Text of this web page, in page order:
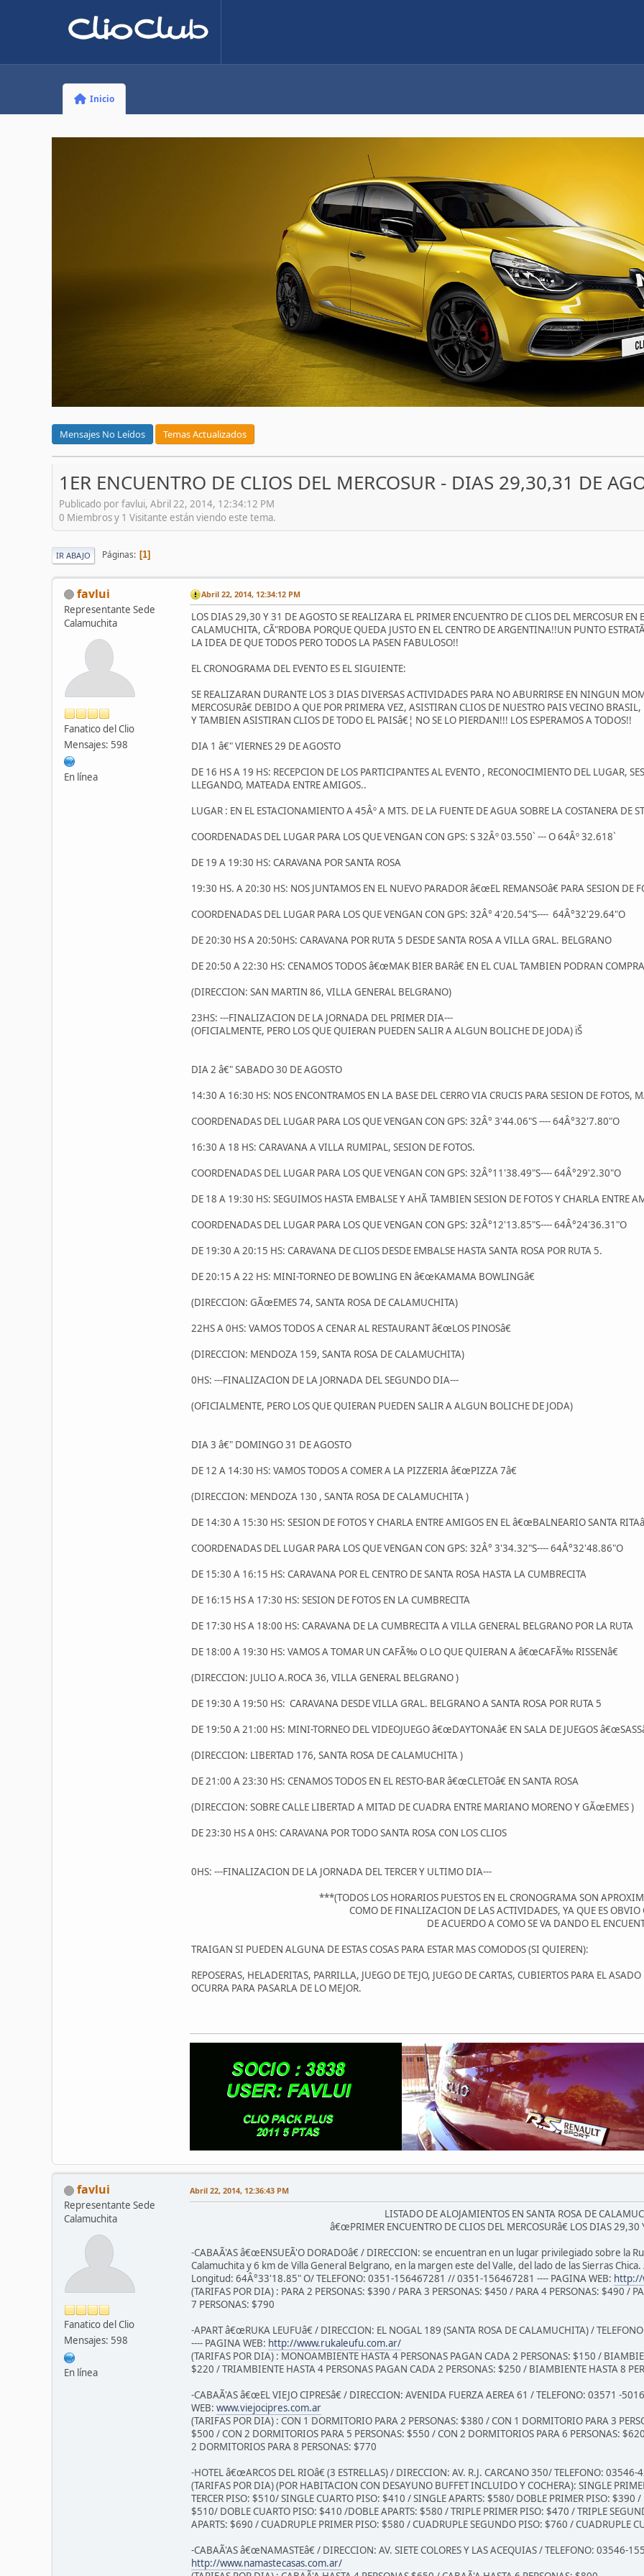
Inicio
Mensajes No Leídos Temas Actualizados
1ER ENCUENTRO DE CLIOS DEL MERCOSUR - DIAS 29,30,31 DE
Publicado por favlui, Abril 22, 2014, 12:34:12 PM
0 Miembros y 1 Visitante están viendo este tema.
IR ABAJO Páginas 1
favlui
Representante Sede
Calamuchita
Fanatico del Clio
Mensajes: 598
En línea
Abril 22, 2014, 12:34:12 PM
LOS DIAS 29,30 Y 31 DE AGOSTO SE REALIZARA EL PRIMER ENCUENTRO DE CLIOS DEL MERCOSUR EN
CALAMUCHITA, CÃ"RDOBA PORQUE QUEDA JUSTO EN EL CENTRO DE ARGENTINA!!UN PUNTO
LA IDEA DE QUE TODOS PERO TODOS LA PASEN FABULOSO!!
EL CRONOGRAMA DEL EVENTO ES EL SIGUIENTE:
SE REALIZARAN DURANTE LOS 3 DIAS DIVERSAS ACTIVIDADES PARA NO ABURRIRSE EN NINGUN
MERCOSURâ€ DEBIDO A QUE POR PRIMERA VEZ, ASISTIRAN CLIOS DE NUESTRO PAIS VECINO
Y TAMBIEN ASISTIRAN CLIOS DE TODO EL PAISâ€¦ NO SE LO PIERDAN!!! LOS ESPERAMOS A TODOS!!
DIA 1 â€" VIERNES 29 DE AGOSTO
DE 16 HS A 19 HS: RECEPCION DE LOS PARTICIPANTES AL EVENTO , RECONOCIMIENTO DEL LUGAR,
LLEGANDO, MATEADA ENTRE AMIGOS..
LUGAR : EN EL ESTACIONAMIENTO A 45Âº A MTS. DE LA FUENTE DE AGUA SOBRE LA COSTANERA DE
COORDENADAS DEL LUGAR PARA LOS QUE VENGAN CON GPS: S 32Âº 03.550` --- O 64Âº 32.618`
DE 19 A 19:30 HS: CARAVANA POR SANTA ROSA
19:30 HS. A 20:30 HS: NOS JUNTAMOS EN EL NUEVO PARADOR â€œEL REMANSOâ€ PARA SESION DE
COORDENADAS DEL LUGAR PARA LOS QUE VENGAN CON GPS: 32Â° 4'20.54"S---- 64Â°32'29.64"O
DE 20:30 HS A 20:50HS: CARAVANA POR RUTA 5 DESDE SANTA ROSA A VILLA GRAL. BELGRANO
DE 20:50 A 22:30 HS: CENAMOS TODOS â€œMAK BIER BARâ€ EN EL CUAL TAMBIEN PODRAN
(DIRECCION: SAN MARTIN 86, VILLA GENERAL BELGRANO)
23HS: ---FINALIZACION DE LA JORNADA DEL PRIMER DIA---
(OFICIALMENTE, PERO LOS QUE QUIERAN PUEDEN SALIR A ALGUN BOLICHE DE JODA) ïŠ
DIA 2 â€" SABADO 30 DE AGOSTO
14:30 A 16:30 HS: NOS ENCONTRAMOS EN LA BASE DEL CERRO VIA CRUCIS PARA SESION DE FOTOS,
COORDENADAS DEL LUGAR PARA LOS QUE VENGAN CON GPS: 32Â° 3'44.06"S ---- 64Â°32'7.80"O
16:30 A 18 HS: CARAVANA A VILLA RUMIPAL, SESION DE FOTOS.
COORDENADAS DEL LUGAR PARA LOS QUE VENGAN CON GPS: 32Â°11'38.49"S---- 64Â°29'2.30"O
DE 18 A 19:30 HS: SEGUIMOS HASTA EMBALSE Y AHÃ TAMBIEN SESION DE FOTOS Y CHARLA ENTRE
COORDENADAS DEL LUGAR PARA LOS QUE VENGAN CON GPS: 32Â°12'13.85"S---- 64Â°24'36.31"O
DE 19:30 A 20:15 HS: CARAVANA DE CLIOS DESDE EMBALSE HASTA SANTA ROSA POR RUTA 5.
DE 20:15 A 22 HS: MINI-TORNEO DE BOWLING EN â€œKAMAMA BOWLINGâ€
(DIRECCION: GÃœEMES 74, SANTA ROSA DE CALAMUCHITA)
22HS A 0HS: VAMOS TODOS A CENAR AL RESTAURANT â€œLOS PINOSâ€
(DIRECCION: MENDOZA 159, SANTA ROSA DE CALAMUCHITA)
0HS: ---FINALIZACION DE LA JORNADA DEL SEGUNDO DIA---
(OFICIALMENTE, PERO LOS QUE QUIERAN PUEDEN SALIR A ALGUN BOLICHE DE JODA)
DIA 3 â€" DOMINGO 31 DE AGOSTO
DE 12 A 14:30 HS: VAMOS TODOS A COMER A LA PIZZERIA â€œPIZZA 7â€
(DIRECCION: MENDOZA 130 , SANTA ROSA DE CALAMUCHITA )
DE 14:30 A 15:30 HS: SESION DE FOTOS Y CHARLA ENTRE AMIGOS EN EL â€œBALNEARIO SANTA
COORDENADAS DEL LUGAR PARA LOS QUE VENGAN CON GPS: 32Â° 3'34.32"S---- 64Â°32'48.86"O
DE 15:30 A 16:15 HS: CARAVANA POR EL CENTRO DE SANTA ROSA HASTA LA CUMBRECITA
DE 16:15 HS A 17:30 HS: SESION DE FOTOS EN LA CUMBRECITA
DE 17:30 HS A 18:00 HS: CARAVANA DE LA CUMBRECITA A VILLA GENERAL BELGRANO POR LA RUTA
DE 18:00 A 19:30 HS: VAMOS A TOMAR UN CAFÃ‰ O LO QUE QUIERAN A â€œCAFÃ‰ RISSENâ€
(DIRECCION: JULIO A.ROCA 36, VILLA GENERAL BELGRANO )
DE 19:30 A 19:50 HS: CARAVANA DESDE VILLA GRAL. BELGRANO A SANTA ROSA POR RUTA 5
DE 19:50 A 21:00 HS: MINI-TORNEO DEL VIDEOJUEGO â€œDAYTONAâ€ EN SALA DE JUEGOS
(DIRECCION: LIBERTAD 176, SANTA ROSA DE CALAMUCHITA )
DE 21:00 A 23:30 HS: CENAMOS TODOS EN EL RESTO-BAR â€œCLETOâ€ EN SANTA ROSA
(DIRECCION: SOBRE CALLE LIBERTAD A MITAD DE CUADRA ENTRE MARIANO MORENO Y GÃœEMES )
DE 23:30 HS A 0HS: CARAVANA POR TODO SANTA ROSA CON LOS CLIOS
0HS: ---FINALIZACION DE LA JORNADA DEL TERCER Y ULTIMO DIA---
***(TODOS LOS HORARIOS PUESTOS EN EL CRONOGRAMA SON
COMO DE FINALIZACION DE LAS ACTIVIDADES, YA QUE ES OBVIO
DE ACUERDO A COMO SE VA DANDO EL
TRAIGAN SI PUEDEN ALGUNA DE ESTAS COSAS PARA ESTAR MAS COMODOS (SI QUIEREN):
REPOSERAS, HELADERITAS, PARRILLA, JUEGO DE TEJO, JUEGO DE CARTAS, CUBIERTOS PARA EL
OCURRA PARA PASARLA DE LO MEJOR.
favlui
Representante Sede
Calamuchita
Fanatico del Clio
Mensajes: 598
En línea
Abril 22, 2014, 12:36:43 PM
LISTADO DE ALOJAMIENTOS EN SANTA ROSA DE
â€œPRIMER ENCUENTRO DE CLIOS DEL MERCOSURâ€ LOS DIAS
-CABAÃ'AS â€œENSUEÃ'O DORADOâ€ / DIRECCION: se encuentran en un lugar privilegiado sobre la
Calamuchita y 6 km de Villa General Belgrano, en la margen este del Valle, del lado de las Sierras
Longitud: 64Â°33'18.85" O/ TELEFONO: 0351-156467281 // 0351-156467281 ---- PAGINA WEB: http://
(TARIFAS POR DIA) : PARA 2 PERSONAS: $390 / PARA 3 PERSONAS: $450 / PARA 4 PERSONAS: $490 /
7 PERSONAS: $790
-APART â€œRUKA LEUFUâ€ / DIRECCION: EL NOGAL 189 (SANTA ROSA DE CALAMUCHITA) /
---- PAGINA WEB: http://www.rukaleufu.com.ar/
(TARIFAS POR DIA) : MONOAMBIENTE HASTA 4 PERSONAS PAGAN CADA 2 PERSONAS: $150 /
$220 / TRIAMBIENTE HASTA 4 PERSONAS PAGAN CADA 2 PERSONAS: $250 / BIAMBIENTE HASTA 8
-CABAÃ'AS â€œEL VIEJO CIPRESâ€ / DIRECCION: AVENIDA FUERZA AEREA 61 / TELEFONO:
WEB: www.viejocipres.com.ar
(TARIFAS POR DIA) : CON 1 DORMITORIO PARA 2 PERSONAS: $380 / CON 1 DORMITORIO PARA 3
$500 / CON 2 DORMITORIOS PARA 5 PERSONAS: $550 / CON 2 DORMITORIOS PARA 6 PERSONAS:
2 DORMITORIOS PARA 8 PERSONAS: $770
-HOTEL â€œARCOS DEL RIOâ€ (3 ESTRELLAS) / DIRECCION: AV. R.J. CARCANO 350/ TELEFONO:
(TARIFAS POR DIA) (POR HABITACION CON DESAYUNO BUFFET INCLUIDO Y COCHERA): SINGLE
TERCER PISO: $510/ SINGLE CUARTO PISO: $410 / SINGLE APARTS: $580/ DOBLE PRIMER PISO: $390
$510/ DOBLE CUARTO PISO: $410 /DOBLE APARTS: $580 / TRIPLE PRIMER PISO: $470 / TRIPLE
APARTS: $690 / CUADRUPLE PRIMER PISO: $580 / CUADRUPLE SEGUNDO PISO: $760 / CUADRUPLE
-CABAÃ'AS â€œNAMASTEâ€ / DIRECCION: AV. SIETE COLORES Y LAS ACEQUIAS / TELEFONO:
http://www.namastecasas.com.ar/